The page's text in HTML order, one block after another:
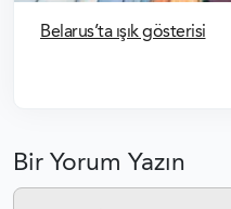
Belarus’ta ışık gösterisi
Bir Yorum Yazın